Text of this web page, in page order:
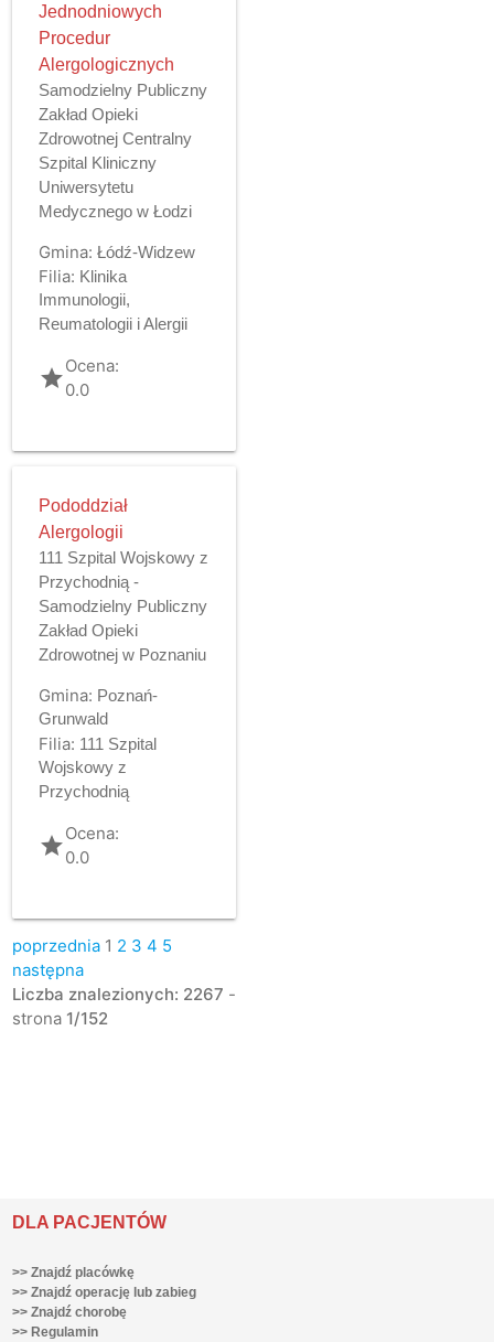
Jednodniowych
Procedur
Alergologicznych
Samodzielny Publiczny
Zakład Opieki
Zdrowotnej Centralny
Szpital Kliniczny
Uniwersytetu
Medycznego w Łodzi
Gmina: Łódź-Widzew
Filia: Klinika
Immunologii,
Reumatologii i Alergii
gradeOcena:
0.0
Pododdział
Alergologii
111 Szpital Wojskowy z
Przychodnią -
Samodzielny Publiczny
Zakład Opieki
Zdrowotnej w Poznaniu
Gmina: Poznań-
Grunwald
Filia: 111 Szpital
Wojskowy z
Przychodnią
gradeOcena:
0.0
poprzednia 1 2 3 4 5
następna
Liczba znalezionych: 2267 -
strona 1/152
DLA PACJENTÓW
>> Znajdź placówkę
>> Znajdź operację lub zabieg
>> Znajdź chorobę
>> Regulamin